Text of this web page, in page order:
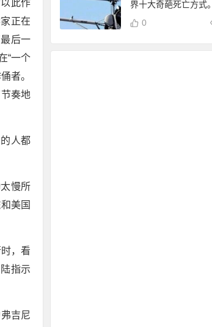
此作
正在
后一
“一个
者。
奏地
人都
慢所
美国
，看
指示
吉尼
界十大奇葩死亡方式。
0